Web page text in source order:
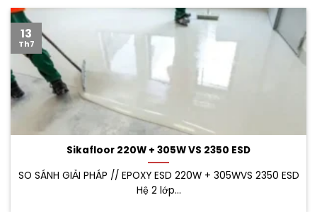
Sikafloor 220W + 305W VS 2350 ESD
SO SÁNH GIẢI PHÁP // EPOXY ESD 220W + 305WVS 2350 ESD
Hệ 2 lớp...
13
Th7